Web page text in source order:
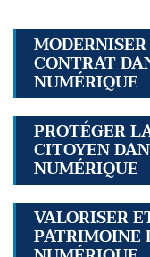
CONTRAT
NUMÉRIQUE
PROTÉGER
CITOYEN
NUMÉRIQUE
VALORISER
PATRIMOINE